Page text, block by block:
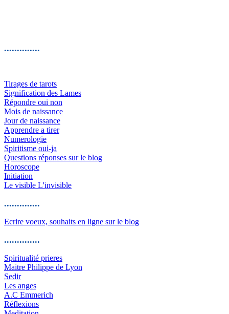
..............
Tirages de tarots
Signification des Lames
Répondre oui non
Mois de naissance
Jour de naissance
Apprendre a tirer
Numerologie
Spiritisme oui-ja
Questions réponses sur le blog
Horoscope
Initiation
Le visible L'invisible
..............
Ecrire voeux, souhaits en ligne sur le blog
..............
Spiritualité prieres
Maitre Philippe de Lyon
Sedir
Les anges
A.C Emmerich
Réflexions